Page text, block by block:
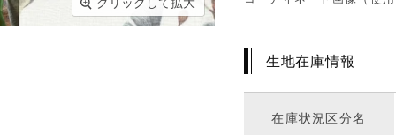
クリックして拡大
生地在庫情報
在庫状況区分名